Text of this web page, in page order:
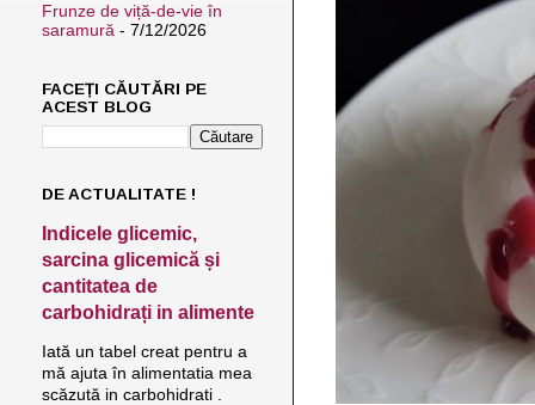
Frunze de viță-de-vie în
saramură - 7/12/2026
FACEȚI CĂUTĂRI PE
ACEST BLOG
DE ACTUALITATE !
Indicele glicemic,
sarcina glicemică și
cantitatea de
carbohidrați in alimente
Iată un tabel creat pentru a
mă ajuta în alimentatia mea
scăzută in carbohidrati .